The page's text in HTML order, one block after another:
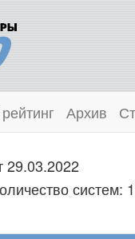
Архив
29.03.2022
систем: